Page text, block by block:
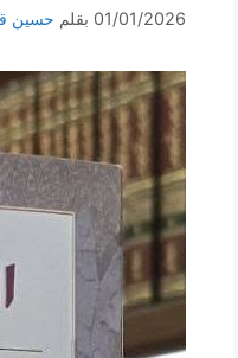
01/01/2026 بقلم حسين